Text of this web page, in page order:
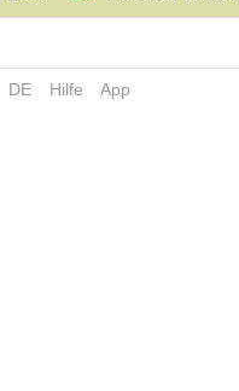
DE Hilfe App